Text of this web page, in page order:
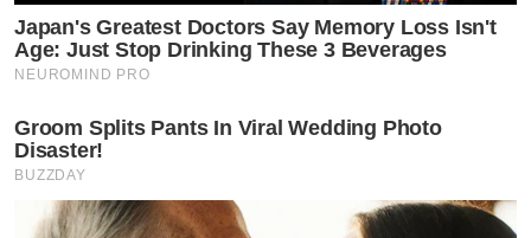
ทว่า โมเมนต์หวาน ๆ กลับเพิ่มทวีขึ้นไปอีก เมื่อหนุ่มหมาก
เข้ามาหยอดกลับแฟนสาว ระบุว่า
พี่ลอยไป”
ทำเอาสาวคิมต้องเข้ามาจีบกลับว่า“ฝากดวงใจ
พี่ลอยล่องไปบนนภา”
by TVPOOL ONLINE
Japan's Greatest Doctors Say Memory Loss Isn't
Age: Just Stop Drinking These 3 Beverages
NEUROMIND PRO
Groom Splits Pants In Viral Wedding Photo
Disaster!
BUZZDAY